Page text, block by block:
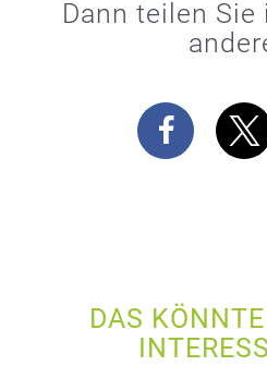
Dann teilen
DAS